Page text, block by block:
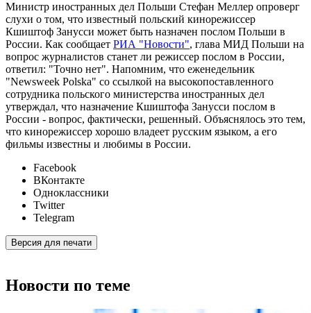
Министр иностранных дел Польши Стефан Меллер опроверг
слухи о том, что известный польский кинорежиссер
Кшиштоф Занусси может быть назначен послом Польши в
России. Как сообщает РИА "Новости", глава МИД Польши на
вопрос журналистов станет ли режиссер послом в России,
ответил: "Точно нет". Напомним, что еженедельник
"Newsweek Polska" со ссылкой на высокопоставленного
сотрудника польского министерства иностранных дел
утверждал, что назначение Кшиштофа Занусси послом в
России - вопрос, фактически, решенный. Объяснялось это тем,
что кинорежиссер хорошо владеет русским языком, а его
фильмы известны и любимы в России.
Facebook
ВКонтакте
Одноклассники
Twitter
Telegram
Версия для печати
Новости по теме